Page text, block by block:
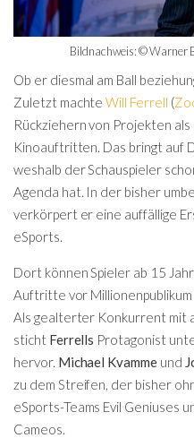
Bildnachweis: © Warner
Ob er diesmal am Ball
Zuletzt machteWill Ferrell (
Rückziehern von Projekten
Kinoauftritten. Das bringt auf
weshalb der Schauspieler
Agenda hat. In der bisher
verkörpert er eine auffällige
eSports.
Dort können Spieler ab 15
Auftritte vor
Als gealterter Konkurrent mit
sticht Ferrells Protagonist
hervor. Michael Kvamme und
zu dem Streifen, der bisher
eSports-Teams Evil Geniuses
Cameos.